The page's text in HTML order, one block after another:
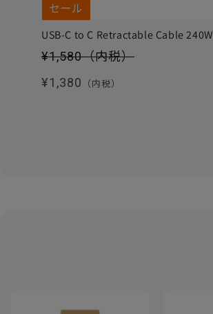
セール
USB-C to C Retractable Cable 240W
セール価格
¥1,580（内税）
通常価格
¥1,380 （内税）